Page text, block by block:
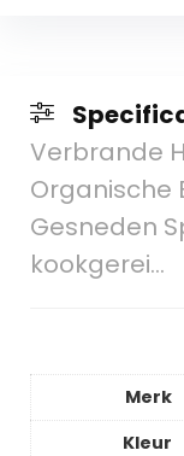
Verbrande
Organische
Gesneden
kookgerei…
Merk
Kleur